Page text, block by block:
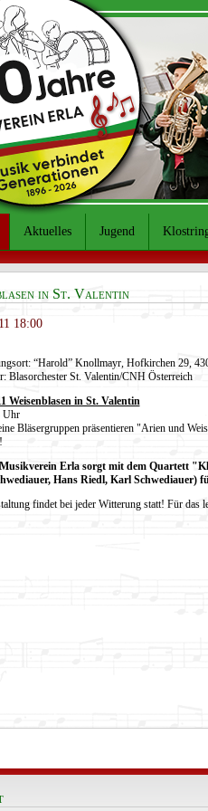
Aktuelles Jugend
in St. Valentin
18:00
“Harold” Knollmayr, Hofkirchen 29,
Blasorchester St. Valentin/CNH Österreich
Weisenblasen in St. Valentin
Uhr
Bläsergruppen präsentieren "Arien und
Erla sorgt mit dem Quartett
Hans Riedl, Karl Schwediauer)
findet bei jeder Witterung statt! Für das